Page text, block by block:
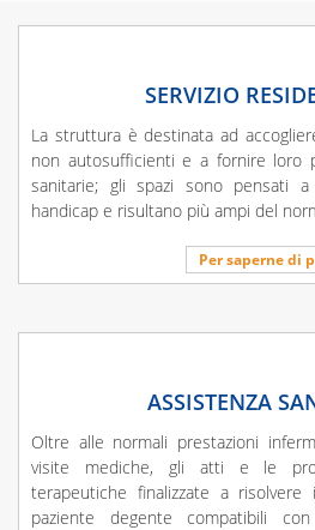
SERVIZIO
La struttura è destinata ad
non autosufficienti e a fornire loro
sanitarie; gli spazi sono pensati
handicap e risultano più ampi del
Per saperne di
ASSISTENZA
Oltre alle normali prestazioni
visite mediche, gli atti e le
terapeutiche finalizzate a
paziente degente compatibili